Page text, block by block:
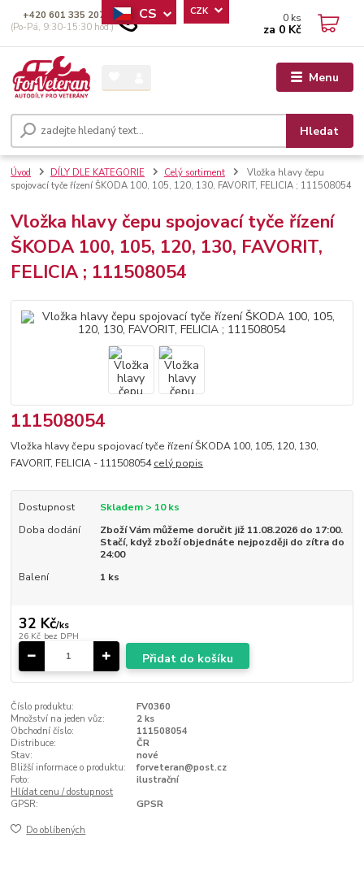
Menu
CS CZK
Hledat
+420 601 335 207
(Po-Pá, 9:30-15:30 hod.)
0 ks
za 0 Kč
Úvod DÍLY DLE KATEGORIE Celý sortiment
Vložka hlavy čepu
spojovací tyče řízení ŠKODA 100, 105, 120, 130, FAVORIT, FELICIA ; 111508054
Vložka hlavy čepu spojovací tyče řízení
ŠKODA 100, 105, 120, 130, FAVORIT,
FELICIA ; 111508054
111508054
Vložka hlavy čepu spojovací tyče řízení ŠKODA 100, 105, 120, 130,
FAVORIT, FELICIA - 111508054celý popis
Dostupnost
Skladem > 10 ks
Doba dodání
Zboží Vám můžeme doručit již 11.08.2026 do 17:00.
Stačí, když zboží objednáte nejpozději do zítra do
24:00
Balení
1 ks
32 Kč/ks
26 Kč bez DPH
Přidat do košíku
Číslo produktu:
FV0360
Množství na jeden vůz:
2 ks
Obchodní číslo:
111508054
Distribuce:
ČR
Stav:
nové
Bližší informace o produktu:
forveteran@post.cz
Foto:
ilustrační
Hlídat cenu / dostupnost
GPSR:
GPSR
Do oblíbených